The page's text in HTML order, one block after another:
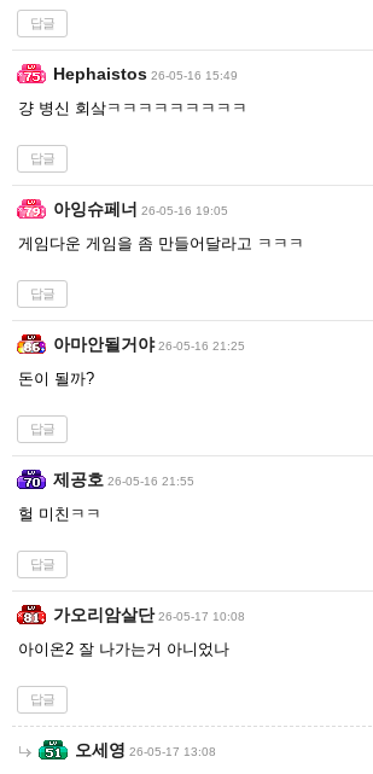
답글
Hephaistos 26-05-16 15:49
걍 병신 회샄ㅋㅋㅋㅋㅋㅋㅋㅋㅋ
답글
아잉슈페너 26-05-16 19:05
게임다운 게임을 좀 만들어달라고 ㅋㅋㅋ
답글
아마안될거야 26-05-16 21:25
돈이 될까?
답글
제공호 26-05-16 21:55
헐 미친ㅋㅋ
답글
가오리암살단 26-05-17 10:08
아이온2 잘 나가는거 아니었나
답글
오세영 26-05-17 13:08